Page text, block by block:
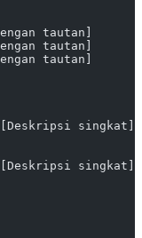
tautan]
tautan]
tautan]
singkat]
singkat]